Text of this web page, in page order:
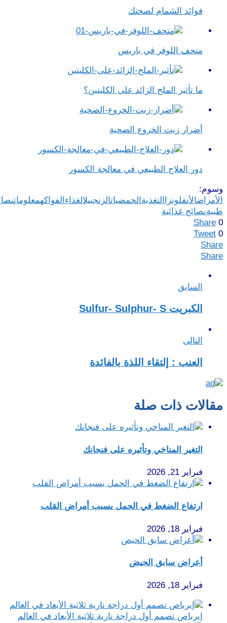
فوائد الشمام لصحتك
متحف اللوفر في باريس
ما تأثير الملح الزائد على الكليتين؟
أضرار زيت الخروع الصحية
دور العلاج الطبيعي في معالجة الكسور
الأنفلونزاالتغذيةالحمضياتالزنجبيلالغذاء الفواكهمعلوماتنصائح
نصائح غذائية
Share
Tweet
السابق
الكبريت Sulfur- Sulphur- S
التالى
العنب : إلتقاء اللذة بالفائدة
ذات صلة
التغير المناخي وتأثيره على فنجانك
فبراير 21, 2026
ارتفاع الضغط في الحمل يسبب أمراض القلب
فبراير 18, 2026
أعراض سابق الحيض
فبراير 18, 2026
إيرباص تصمم أول دراجة نارية ثلاثية الأبعاد في العالم